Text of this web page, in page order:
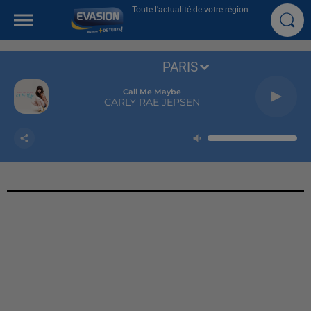
Toute l'actualité de votre région
Call Me Maybe
CARLY RAE JEPSEN
PARIS